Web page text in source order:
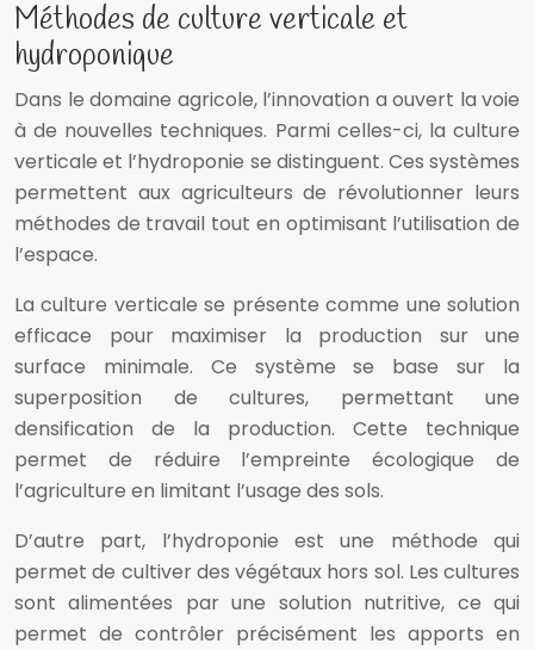
Méthodes de culture verticale et
hydroponique
Dans le domaine agricole, l’innovation a ouvert la voie
à de nouvelles techniques. Parmi celles-ci, la culture
verticale et l’hydroponie se distinguent. Ces systèmes
permettent aux agriculteurs de révolutionner leurs
méthodes de travail tout en optimisant l’utilisation de
l’espace.
La culture verticale se présente comme une solution
efficace pour maximiser la production sur une
surface minimale. Ce système se base sur la
superposition de cultures, permettant une
densification de la production. Cette technique
permet de réduire l’empreinte écologique de
l’agriculture en limitant l’usage des sols.
D’autre part, l’hydroponie est une méthode qui
permet de cultiver des végétaux hors sol. Les cultures
sont alimentées par une solution nutritive, ce qui
permet de contrôler précisément les apports en